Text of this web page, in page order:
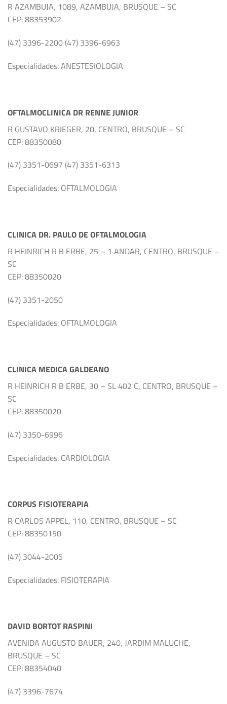
R AZAMBUJA, 1089, AZAMBUJA, BRUSQUE – SC
CEP: 88353902
(47) 3396-2200 (47) 3396-6963
Especialidades: ANESTESIOLOGIA
OFTALMOCLINICA DR RENNE JUNIOR
R GUSTAVO KRIEGER, 20, CENTRO, BRUSQUE – SC
CEP: 88350080
(47) 3351-0697 (47) 3351-6313
Especialidades: OFTALMOLOGIA
CLINICA DR. PAULO DE OFTALMOLOGIA
R HEINRICH R B ERBE, 25 – 1 ANDAR, CENTRO, BRUSQUE –
SC
CEP: 88350020
(47) 3351-2050
Especialidades: OFTALMOLOGIA
CLINICA MEDICA GALDEANO
R HEINRICH R B ERBE, 30 – SL 402 C, CENTRO, BRUSQUE –
SC
CEP: 88350020
(47) 3350-6996
Especialidades: CARDIOLOGIA
CORPUS FISIOTERAPIA
R CARLOS APPEL, 110, CENTRO, BRUSQUE – SC
CEP: 88350150
(47) 3044-2005
Especialidades: FISIOTERAPIA
DAVID BORTOT RASPINI
AVENIDA AUGUSTO BAUER, 240, JARDIM MALUCHE,
BRUSQUE – SC
CEP: 88354040
(47) 3396-7674